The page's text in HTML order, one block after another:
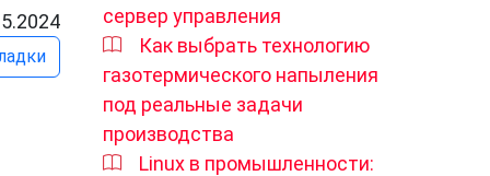
сервер управления
Как выбрать технологию
газотермического напыления
под реальные задачи
производства
Linux в промышленности: